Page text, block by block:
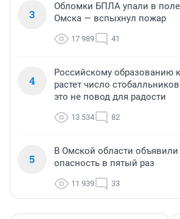
3
Обломки БПЛА упали в поле
Омска — вспыхнул пожар
17 989 41
4
Российскому образованию
растет число
это не повод для радости
13 534 82
5
В Омской области
опасность в пятый раз
11 939 33